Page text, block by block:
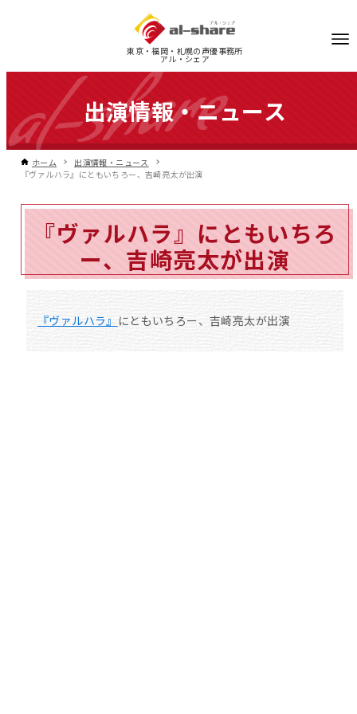
東京・福岡・札幌の声優事務所
アル・シェア
出演情報・ニュース
ホーム
出演情報・ニュース
『ヴァルハラ』にともいちろー、吉崎亮太が出演
『ヴァルハラ』にともいちろ
ー、吉崎亮太が出演
『ヴァルハラ』 にともいちろー、吉崎亮太が出演